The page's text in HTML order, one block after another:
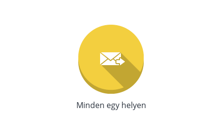
Minden egy helyen